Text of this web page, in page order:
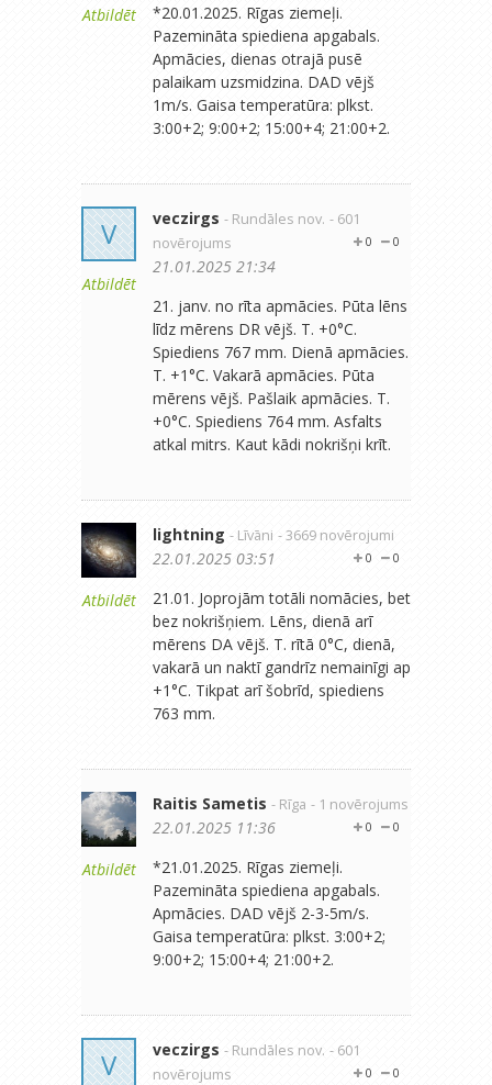
Atbildēt
*20.01.2025. Rīgas ziemeļi.
Pazemināta spiediena apgabals.
Apmācies, dienas otrajā pusē
palaikam uzsmidzina. DAD vējš
1m/s. Gaisa temperatūra: plkst.
3:00+2; 9:00+2; 15:00+4; 21:00+2.
V
Atbildēt
veczirgs - Rundāles nov. - 601
novērojums
0
0
21.01.2025 21:34
21. janv. no rīta apmācies. Pūta lēns
līdz mērens DR vējš. T. +0°C.
Spiediens 767 mm. Dienā apmācies.
T. +1°C. Vakarā apmācies. Pūta
mērens vējš. Pašlaik apmācies. T.
+0°C. Spiediens 764 mm. Asfalts
atkal mitrs. Kaut kādi nokrišņi krīt.
Atbildēt
lightning - Līvāni - 3669 novērojumi
0
0
22.01.2025 03:51
21.01. Joprojām totāli nomācies, bet
bez nokrišņiem. Lēns, dienā arī
mērens DA vējš. T. rītā 0°C, dienā,
vakarā un naktī gandrīz nemainīgi ap
+1°C. Tikpat arī šobrīd, spiediens
763 mm.
Atbildēt
Raitis Sametis - Rīga - 1 novērojums
0
0
22.01.2025 11:36
*21.01.2025. Rīgas ziemeļi.
Pazemināta spiediena apgabals.
Apmācies. DAD vējš 2-3-5m/s.
Gaisa temperatūra: plkst. 3:00+2;
9:00+2; 15:00+4; 21:00+2.
V veczirgs - Rundāles nov. - 601
novērojums
0
0